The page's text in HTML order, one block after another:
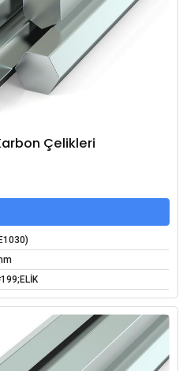
Çelikleri